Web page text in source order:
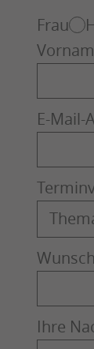
Frau
E-Mail-
Ihre